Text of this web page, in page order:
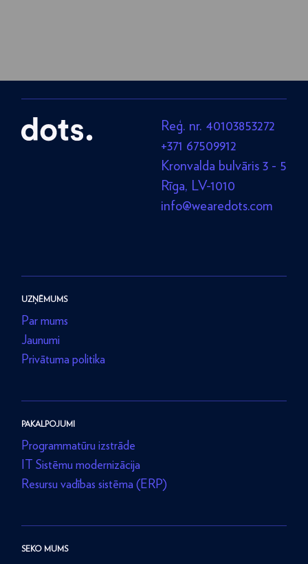
Reģ. nr. 40103853272
+371 67509912
Kronvalda bulvāris 3 - 5
Rīga, LV-1010
info@wearedots.com
UZŅĒMUMS
Par mums
Jaunumi
Privātuma politika
PAKALPOJUMI
Programmatūru izstrāde
IT Sistēmu modernizācija
Resursu vadības sistēma (ERP)
SEKO MUMS